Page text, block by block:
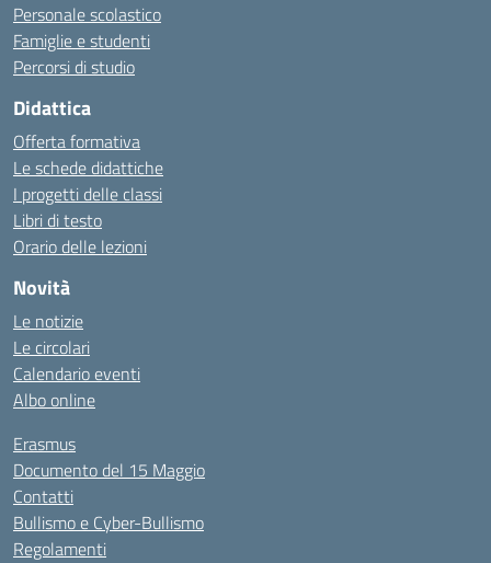
Personale scolastico
Famiglie e studenti
Percorsi di studio
Didattica
Offerta formativa
Le schede didattiche
I progetti delle classi
Libri di testo
Orario delle lezioni
Novità
Le notizie
Le circolari
Calendario eventi
Albo online
Erasmus
Documento del 15 Maggio
Contatti
Bullismo e Cyber-Bullismo
Regolamenti